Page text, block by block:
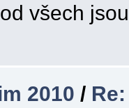
všech
2010 /